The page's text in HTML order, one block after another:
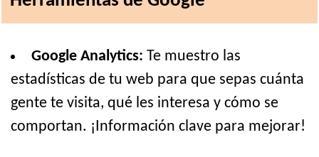
Google Analytics: Te muestro las
estadísticas de tu web para que sepas cuánta
gente te visita, qué les interesa y cómo se
comportan. ¡Información clave para mejorar!